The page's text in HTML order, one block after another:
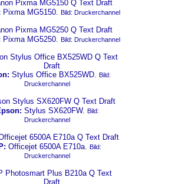
Pixma MG5150. Bild: Druckerchannel
Pixma MG5250. Bild: Druckerchannel
Stylus Office BX525WD.
Bild:
Druckerchannel
Stylus SX620FW. Bild:
Druckerchannel
Officejet 6500A E710a.
Bild:
Druckerchannel